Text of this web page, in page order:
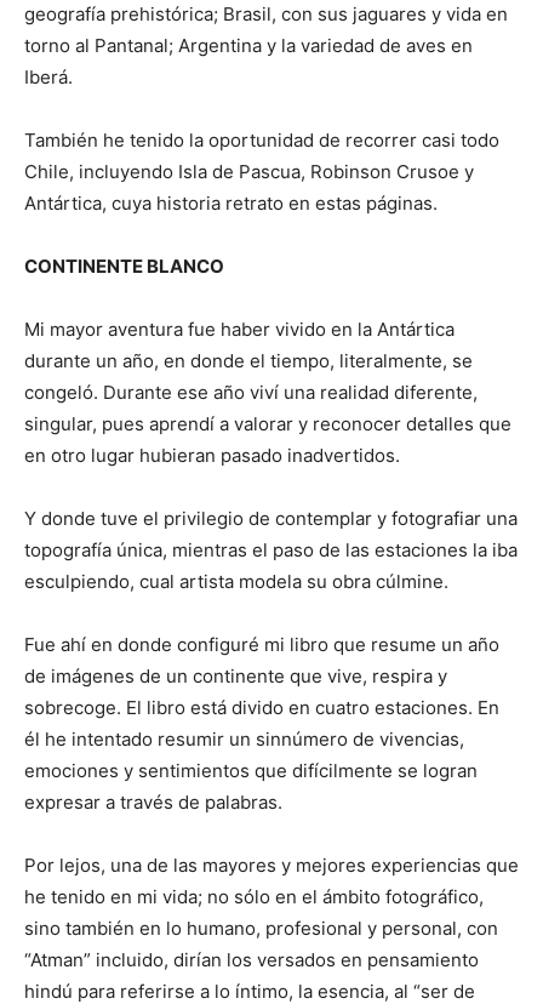
geografía prehistórica; Brasil, con sus jaguares y vida en
torno al Pantanal; Argentina y la variedad de aves en
Iberá.
También he tenido la oportunidad de recorrer casi todo
Chile, incluyendo Isla de Pascua, Robinson Crusoe y
Antártica, cuya historia retrato en estas páginas.
CONTINENTE BLANCO
Mi mayor aventura fue haber vivido en la Antártica
durante un año, en donde el tiempo, literalmente, se
congeló. Durante ese año viví una realidad diferente,
singular, pues aprendí a valorar y reconocer detalles que
en otro lugar hubieran pasado inadvertidos.
Y donde tuve el privilegio de contemplar y fotografiar una
topografía única, mientras el paso de las estaciones la iba
esculpiendo, cual artista modela su obra cúlmine.
Fue ahí en donde configuré mi libro que resume un año
de imágenes de un continente que vive, respira y
sobrecoge. El libro está divido en cuatro estaciones. En
él he intentado resumir un sinnúmero de vivencias,
emociones y sentimientos que difícilmente se logran
expresar a través de palabras.
Por lejos, una de las mayores y mejores experiencias que
he tenido en mi vida; no sólo en el ámbito fotográfico,
sino también en lo humano, profesional y personal, con
“Atman” incluido, dirían los versados en pensamiento
hindú para referirse a lo íntimo, la esencia, al “ser de